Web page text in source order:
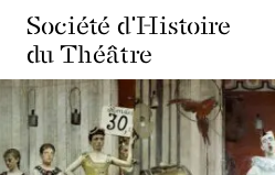
Société d'Histoire
du Théâtre